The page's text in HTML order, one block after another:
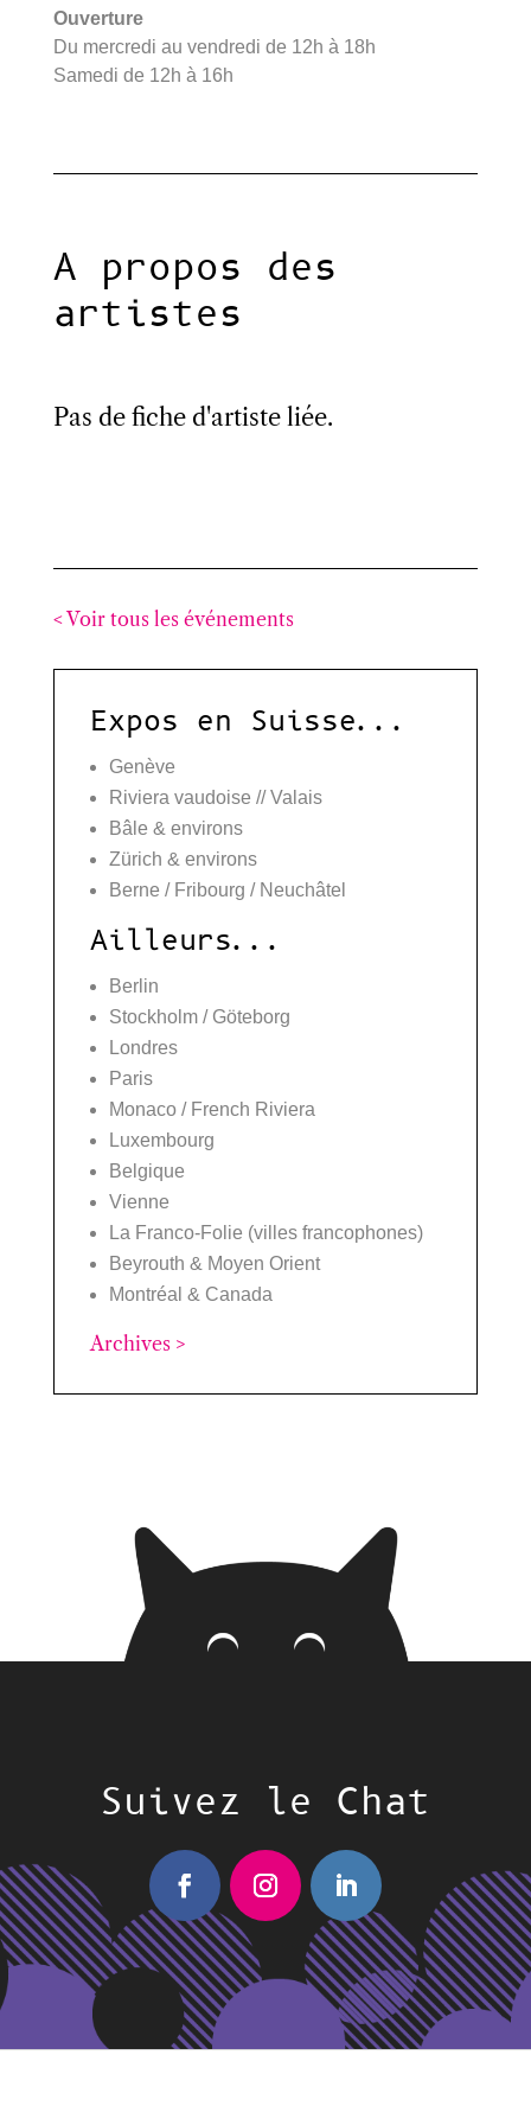
Ouverture
Du mercredi au vendredi de 12h à 18h
Samedi de 12h à 16h
A propos des
artistes
Pas de fiche d'artiste liée.
< Voir tous les événements
Expos en Suisse...
Genève
Riviera vaudoise // Valais
Bâle & environs
Zürich & environs
Berne / Fribourg / Neuchâtel
Ailleurs...
Berlin
Stockholm / Göteborg
Londres
Paris
Monaco / French Riviera
Luxembourg
Belgique
Vienne
La Franco-Folie (villes francophones)
Beyrouth & Moyen Orient
Montréal & Canada
Archives >
Suivez le Chat